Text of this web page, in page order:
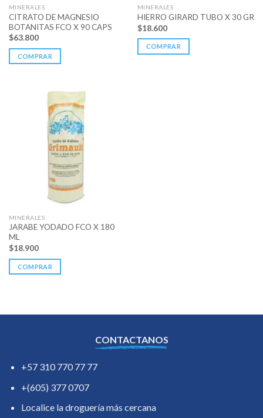
MINERALES
CITRATO DE MAGNESIO
BOTANITAS FCO X 90 CAPS
$63.800
COMPRAR
MINERALES
HIERRO GIRARD TUBO X 30 GR
$18.600
COMPRAR
MINERALES
JARABE YODADO FCO X 180
ML
$18.900
COMPRAR
CONTACTANOS
+57 310 770 77 77
+(605) 377 0707
Localice la droguería más cercana